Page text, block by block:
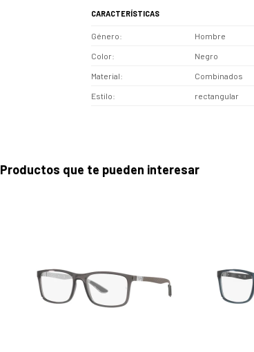
CARACTERÍSTICAS
Género Hombre
Color Negro
Material Combinados
Estilo rectangular
Productos que te pueden interesar